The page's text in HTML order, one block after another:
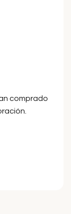
comprado